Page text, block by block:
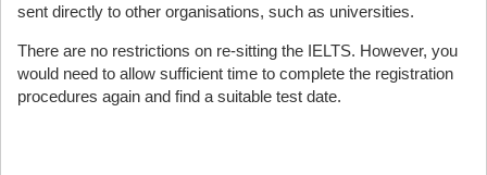
sent directly to other organisations, such as universities.
There are no restrictions on re-sitting the IELTS. However, you
would need to allow sufficient time to complete the registration
procedures again and find a suitable test date.